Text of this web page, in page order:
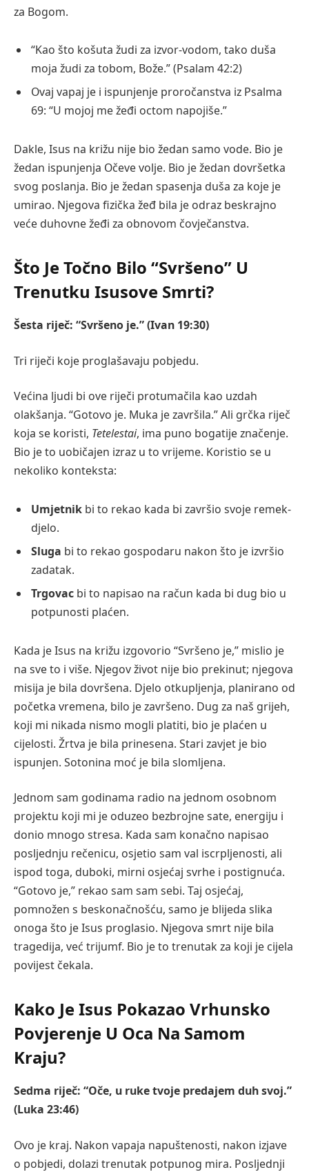
za Bogom.
“Kao što košuta žudi za izvor-vodom, tako duša
moja žudi za tobom, Bože.” (Psalam 42:2)
Ovaj vapaj je i ispunjenje proročanstva iz Psalma
69: “U mojoj me žeđi octom napojiše.”
Dakle, Isus na križu nije bio žedan samo vode. Bio je
žedan ispunjenja Očeve volje. Bio je žedan dovršetka
svog poslanja. Bio je žedan spasenja duša za koje je
umirao. Njegova fizička žeđ bila je odraz beskrajno
veće duhovne žeđi za obnovom čovječanstva.
Što Je Točno Bilo “Svršeno” U
Trenutku Isusove Smrti?
Šesta riječ: “Svršeno je.” (Ivan 19:30)
Tri riječi koje proglašavaju pobjedu.
Većina ljudi bi ove riječi protumačila kao uzdah
olakšanja. “Gotovo je. Muka je završila.” Ali grčka riječ
koja se koristi, Tetelestai, ima puno bogatije značenje.
Bio je to uobičajen izraz u to vrijeme. Koristio se u
nekoliko konteksta:
Umjetnik bi to rekao kada bi završio svoje remek-
djelo.
Sluga bi to rekao gospodaru nakon što je izvršio
zadatak.
Trgovac bi to napisao na račun kada bi dug bio u
potpunosti plaćen.
Kada je Isus na križu izgovorio “Svršeno je,” mislio je
na sve to i više. Njegov život nije bio prekinut; njegova
misija je bila dovršena. Djelo otkupljenja, planirano od
početka vremena, bilo je završeno. Dug za naš grijeh,
koji mi nikada nismo mogli platiti, bio je plaćen u
cijelosti. Žrtva je bila prinesena. Stari zavjet je bio
ispunjen. Sotonina moć je bila slomljena.
Jednom sam godinama radio na jednom osobnom
projektu koji mi je oduzeo bezbrojne sate, energiju i
donio mnogo stresa. Kada sam konačno napisao
posljednju rečenicu, osjetio sam val iscrpljenosti, ali
ispod toga, duboki, mirni osjećaj svrhe i postignuća.
“Gotovo je,” rekao sam sam sebi. Taj osjećaj,
pomnožen s beskonačnošću, samo je blijeda slika
onoga što je Isus proglasio. Njegova smrt nije bila
tragedija, već trijumf. Bio je to trenutak za koji je cijela
povijest čekala.
Kako Je Isus Pokazao Vrhunsko
Povjerenje U Oca Na Samom
Kraju?
Sedma riječ: “Oče, u ruke tvoje predajem duh svoj.”
(Luka 23:46)
Ovo je kraj. Nakon vapaja napuštenosti, nakon izjave
o pobjedi, dolazi trenutak potpunog mira. Posljednji